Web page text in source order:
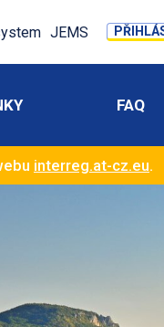
JEMS
FAQ
interreg.at-cz.eu.